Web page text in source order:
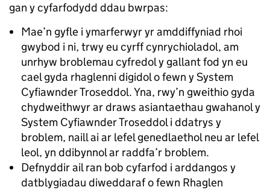
gan y cyfarfodydd ddau bwrpas:
Mae’n gyfle i ymarferwyr yr amddiffyniad rhoi
gwybod i ni, trwy eu cyrff cynrychioladol, am
unrhyw broblemau cyfredol y gallant fod yn eu
cael gyda rhaglenni digidol o fewn y System
Cyfiawnder Troseddol. Yna, rwy’n gweithio gyda
chydweithwyr ar draws asiantaethau gwahanol y
System Cyfiawnder Troseddol i ddatrys y
broblem, naill ai ar lefel genedlaethol neu ar lefel
leol, yn ddibynnol ar raddfa’r broblem.
Defnyddir ail ran bob cyfarfod i arddangos y
datblygiadau diweddaraf o fewn Rhaglen